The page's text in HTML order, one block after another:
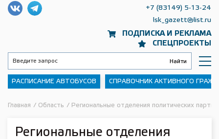
ПОДПИСКА И РЕКЛАМА
СПЕЦПРОЕКТЫ
+7 (83149) 5-13-24
lsk_gazett@list.ru
РАСПИСАНИЕ АВТОБУСОВ СПРАВОЧНИК АКТИВНОГО
Главная / Область / Региональные отделения политических
Региональные отделения